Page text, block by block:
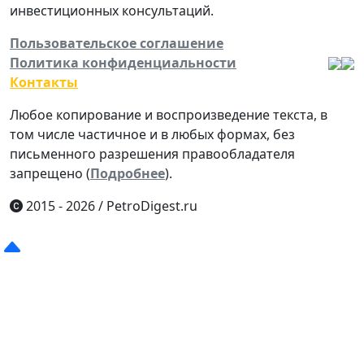
инвестиционных консультаций.
Пользовательское соглашение
Политика конфиденциальности
Контакты
Любое копирование и воспроизведение текста, в
том числе частичное и в любых формах, без
письменного разрешения правообладателя
запрещено (Подробнее).
2015 - 2026/ PetroDigest.ru